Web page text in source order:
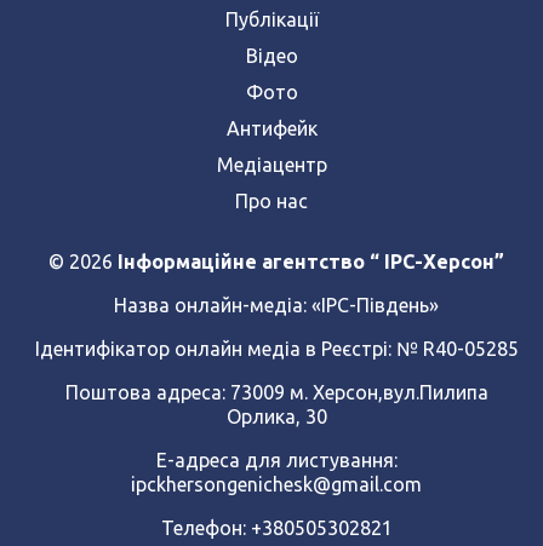
Публікації
Відео
Фото
Антифейк
Медіацентр
Про нас
© 2026 Інформаційне агентство “ IPC-Херсон”
Назва онлайн-медіа: «ІРС-Південь»
Ідентифікатор онлайн медіа в Реєстрі: № R40-05285
Поштова адреса: 73009 м. Херсон,вул.Пилипа
Орлика, 30
Е-адреса для листування:
ipckhersongenichesk@gmail.com
Телефон: +380505302821